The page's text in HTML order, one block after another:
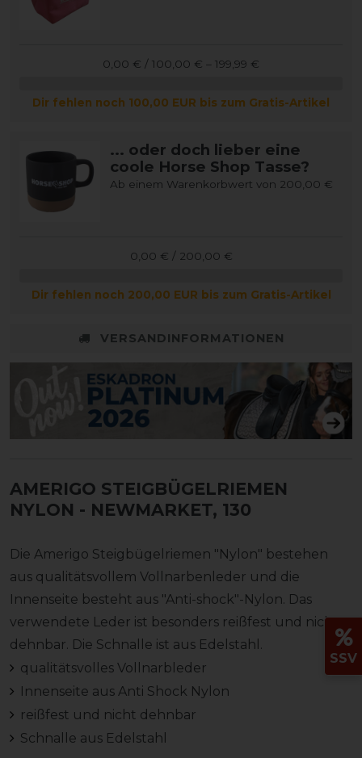
0,00 € / 100,00 € – 199,99 €
Dir fehlen noch 100,00 EUR bis zum Gratis-Artikel
... oder doch lieber eine
coole Horse Shop Tasse?
Ab einem Warenkorbwert von 200,00 €
0,00 € / 200,00 €
Dir fehlen noch 200,00 EUR bis zum Gratis-Artikel
VERSANDINFORMATIONEN
AMERIGO STEIGBÜGELRIEMEN
NYLON - NEWMARKET, 130
Die Amerigo Steigbügelriemen "Nylon" bestehen
aus qualitätsvollem Vollnarbenleder und die
Innenseite besteht aus "Anti-shock"-Nylon. Das
verwendete Leder ist besonders reißfest und nicht
dehnbar. Die Schnalle ist aus Edelstahl.
qualitätsvolles Vollnarbleder
Innenseite aus Anti Shock Nylon
reißfest und nicht dehnbar
Schnalle aus Edelstahl
SSV